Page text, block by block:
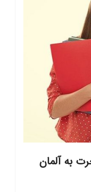
به آلمان